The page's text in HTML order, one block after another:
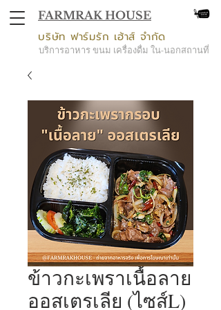
FARMRAK HOUSE
บริการอาหาร ขนม เครื่องดื่ม ใน-นอกสถานที่
บริษัท ฟาร์มรัก เฮ้าส์ จำกัด
ข้าวกะเพราเนื้อลาย
ออสเตรเลีย (ไซส์L)